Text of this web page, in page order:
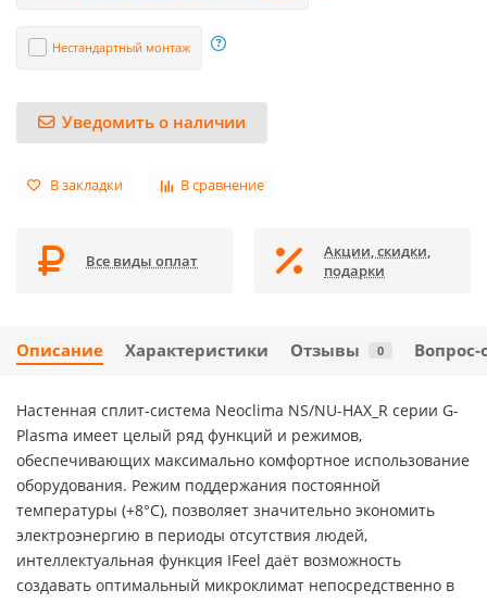
Нестандартный монтаж
Уведомить о наличии
В закладки В сравнение
Все виды оплат
Акции, скидки,
подарки
Описание Характеристики Отзывы 0 Вопрос-
Настенная сплит-система Neoclima NS/NU-HAX_R серии G-
Plasma имеет целый ряд функций и режимов,
обеспечивающих максимально комфортное использование
оборудования. Режим поддержания постоянной
температуры (+8°С), позволяет значительно экономить
электроэнергию в периоды отсутствия людей,
интеллектуальная функция IFeel даёт возможность
создавать оптимальный микроклимат непосредственно в